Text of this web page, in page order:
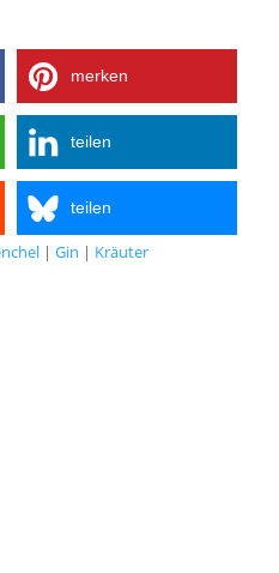
merken
teilen
teilen
| Gin | Kräuter